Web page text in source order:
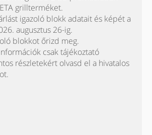
grillterméket.
igazoló blokk adatait és képét a
augusztus 26-ig.
blokkot őrizd meg.
csak tájékoztató
részletekért olvasd el a hivatalos